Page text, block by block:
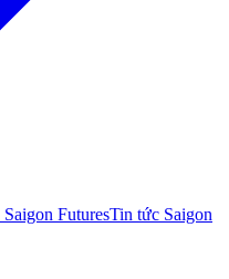
FuturesTin tức Saigon